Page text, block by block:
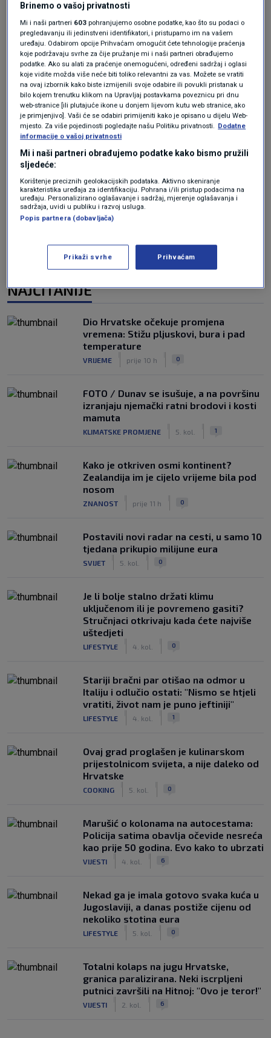
Oglas
Oglas
NAJČITANIJE
Dio Hrvatske očekuje promjena
vremena: Stižu pljuskovi, bura i pad
temperature
VRIJEME prije 10 h 0
FOTO / Dunav se isušuje, a na površinu
izranjaju njemački ratni brodovi i kosti
mamuta
KLIMATSKE PROMJENE 5. kol. 1
Kako je otkriven osmi kontinent?
Zealandija im je cijelo vrijeme bila pod
nosom
ZNANOST prije 11 h 0
Postavili novi radar na cesti, u samo 10
tjedana prikupio milijune eura
SVIJET 5. kol. 0
Je li bolje stalno držati klimu
uključenom ili je povremeno gasiti?
Stručnjaci otkrivaju kada ćete najviše
uštedjeti
LIFESTYLE 4. kol. 0
Stariji bračni par otišao na odmor u
Italiju i odlučio ostati: "Nismo se htjeli
vratiti, život nam je puno jeftiniji"
LIFESTYLE 4. kol. 1
Ovaj grad proglašen je kulinarskom
prijestolnicom svijeta, a nije daleko od
Hrvatske
COOKING 5. kol. 0
Marušić o kolonama na autocestama:
Policija satima obavlja očevide nesreća
kao prije 50 godina. Evo kako to ubrzati
VIJESTI 4. kol. 6
Nekad ga je imala gotovo svaka kuća u
Jugoslaviji, a danas postiže cijenu od
nekoliko stotina eura
LIFESTYLE 5. kol. 0
Totalni kolaps na jugu Hrvatske,
granica paralizirana. Neki iscrpljeni
putnici završili na Hitnoj: "Ovo je teror!"
VIJESTI 2. kol. 6
Brinemo o vašoj privatnosti
Mi i naši partneri 603 pohranjujemo osobne podatke, kao što su podaci o
pregledavanju ili jedinstveni identifikatori, i pristupamo im na vašem
uređaju. Odabirom opcije Prihvaćam omogućit ćete tehnologije praćenja
koje podržavaju svrhe za čije pružanje mi i naši partneri obrađujemo
podatke. Ako su alati za praćenje onemogućeni, određeni sadržaj i oglasi
koje vidite možda više neće biti toliko relevantni za vas. Možete se vratiti
na ovaj izbornik kako biste izmijenili svoje odabire ili povukli pristanak u
bilo kojem trenutku klikom na Upravljaj postavkama poveznicu pri dnu
web-stranice [ili plutajuće ikone u donjem lijevom kutu web stranice, ako
je primjenjivo]. Vaši će se odabiri primijeniti kako je opisano u dijelu Web-
mjesto. Za više pojedinosti pogledajte našu Politiku privatnosti. Dodatne
informacije o vašoj privatnosti
Mi i naši partneri obrađujemo podatke kako bismo pružili
sljedeće:
Korištenje preciznih geolokacijskih podataka. Aktivno skeniranje
karakteristika uređaja za identifikaciju. Pohrana i/ili pristup podacima na
uređaju. Personalizirano oglašavanje i sadržaj, mjerenje oglašavanja i
sadržaja, uvidi u publiku i razvoj usluga.
Popis partnera (dobavljača)
Prikaži svrhe Prihvaćam